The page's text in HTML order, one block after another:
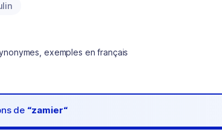
exemples en français
de “zamier“